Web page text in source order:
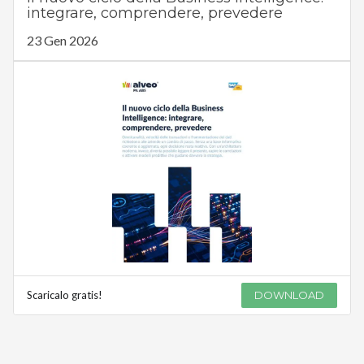
integrare, comprendere, prevedere
23 Gen 2026
Scaricalo gratis! DOWNLOAD